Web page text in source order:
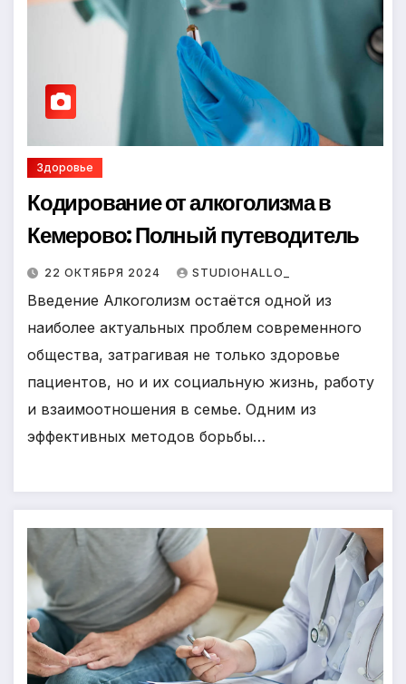
Здоровье
Кодирование от алкоголизма в
Кемерово: Полный путеводитель
22 ОКТЯБРЯ 2024 STUDIOHALLO_
Введение Алкоголизм остаётся одной из
наиболее актуальных проблем современного
общества, затрагивая не только здоровье
пациентов, но и их социальную жизнь, работу
и взаимоотношения в семье. Одним из
эффективных методов борьбы…